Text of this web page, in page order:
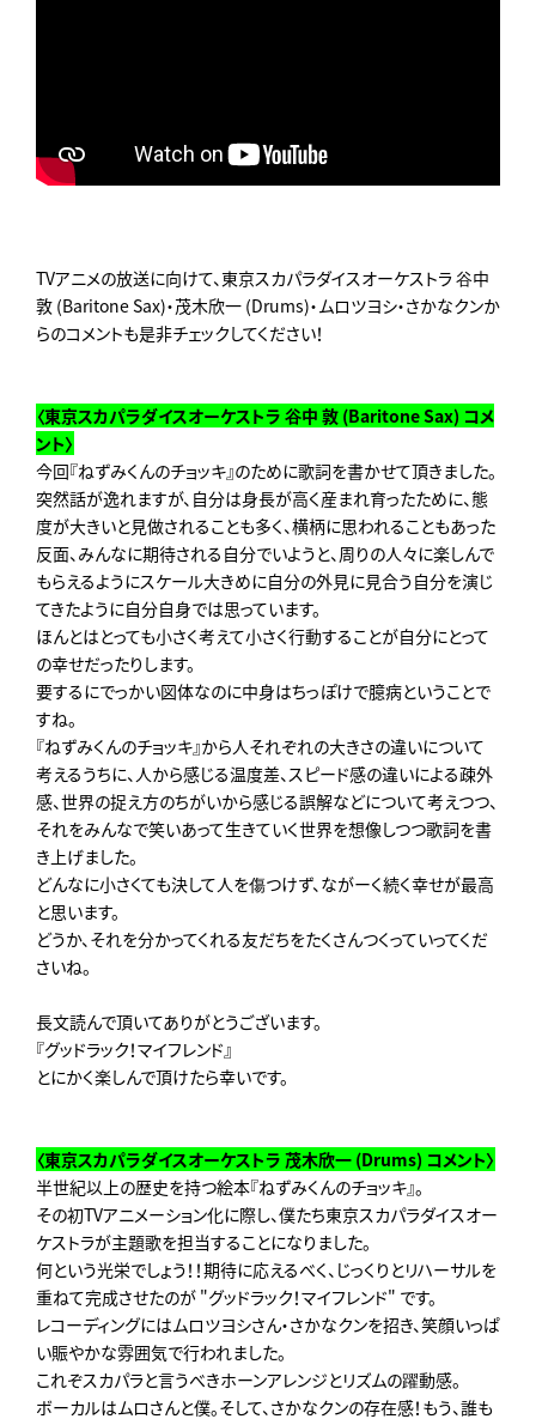
TVアニメの放送に向けて、東京スカパラダイスオーケストラ 谷中
敦 (Baritone Sax)・茂木欣一 (Drums)・ムロツヨシ・さかなクンか
らのコメントも是非チェックしてください！
〈東京スカパラダイスオーケストラ 谷中 敦 (Baritone Sax) コメ
ント〉
今回『ねずみくんのチョッキ』のために歌詞を書かせて頂きました。
突然話が逸れますが、自分は身長が高く産まれ育ったために、態
度が大きいと見做されることも多く、横柄に思われることもあった
反面、みんなに期待される自分でいようと、周りの人々に楽しんで
もらえるようにスケール大きめに自分の外見に見合う自分を演じ
てきたように自分自身では思っています。
ほんとはとっても小さく考えて小さく行動することが自分にとって
の幸せだったりします。
要するにでっかい図体なのに中身はちっぽけで臆病ということで
すね。
『ねずみくんのチョッキ』から人それぞれの大きさの違いについて
考えるうちに、人から感じる温度差、スピード感の違いによる疎外
感、世界の捉え方のちがいから感じる誤解などについて考えつつ、
それをみんなで笑いあって生きていく世界を想像しつつ歌詞を書
き上げました。
どんなに小さくても決して人を傷つけず、ながーく続く幸せが最高
と思います。
どうか、それを分かってくれる友だちをたくさんつくっていってくだ
さいね。
長文読んで頂いてありがとうございます。
『グッドラック！マイフレンド』
とにかく楽しんで頂けたら幸いです。
〈東京スカパラダイスオーケストラ 茂木欣一 (Drums) コメント〉
半世紀以上の歴史を持つ絵本『ねずみくんのチョッキ』。
その初TVアニメーション化に際し、僕たち東京スカパラダイスオー
ケストラが主題歌を担当することになりました。
何という光栄でしょう！！期待に応えるべく、じっくりとリハーサルを
重ねて完成させたのが "グッドラック！マイフレンド" です。
レコーディングにはムロツヨシさん・さかなクンを招き、笑顔いっぱ
い賑やかな雰囲気で行われました。
これぞスカパラと言うべきホーンアレンジとリズムの躍動感。
ボーカルはムロさんと僕。そして、さかなクンの存在感！もう、誰も